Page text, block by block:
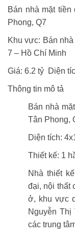
Bán nhà mặt
Phong, Q7
Khu vực: Bán
7 – Hồ Chí Minh
Giá: 6.2 tỷ Diện
Thông tin mô tả
Bán nhà
Tân Phong,
Diện tích:
Thiết kế: 1
Nhà thiết
đại, nội thất
ở, khu vực
Nguyễn Thị
các trung